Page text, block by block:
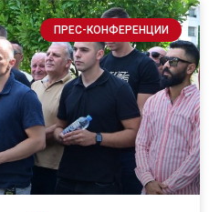
ПРЕС-КОНФЕРЕНЦИИ